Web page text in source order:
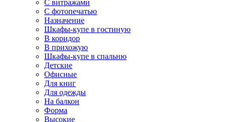
С витражами
С фотопечатью
Назначение
Шкафы-купе в гостиную
В коридор
В прихожую
Шкафы-купе в спальню
Детские
Офисные
Для книг
Для одежды
На балкон
Форма
Высокие